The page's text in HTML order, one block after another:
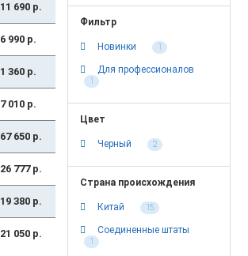
11 690 р.
6 990 р.
1 360 р.
7 010 р.
67 650 р.
26 777 р.
19 380 р.
21 050 р.
Фильтр
Новинки 1
Для профессионалов
1
Цвет
Черный 2
Страна происхождения
Китай 15
Соединенные штаты
1